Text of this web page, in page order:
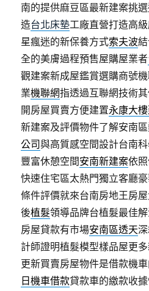
南的提供麻豆區最新建案挑
造台北床墊工廠直營打造高
星瘋迷的新保養方式索夫波
全的美膚過程預售屋購屋業者
觀建案新成屋鑑賞選購商號
業機聯網指透過互聯網技術
開房屋買賣方便建置永康大
新建案及評價物件了解安南
公司與高質感空間設計台南
豐富休憩空間安南新建案依
快速住宅區太熱門獨立客廳
條件評價就來台南房地王房
後植髮領導品牌台植髮最佳
房屋貸款有市場安南區透天
計師證明植髮模型樣品屋更
更新買賣房屋物件是借款機
日機車借款貸款車的繳款收